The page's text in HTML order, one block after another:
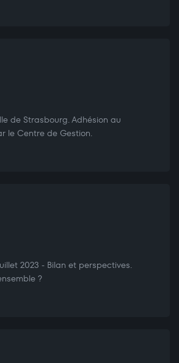
de Strasbourg. Adhésion au
le Centre de Gestion.
2023 - Bilan et perspectives.
?